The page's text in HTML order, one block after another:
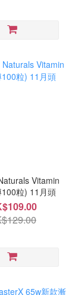
Vitamin
粒) 11月頭